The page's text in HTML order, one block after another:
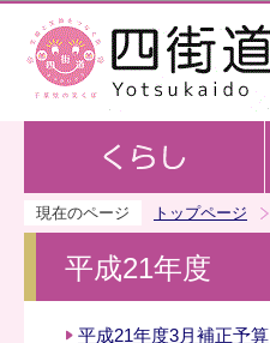
現在のページ トップページ
平成21年度
平成21年度3月補正予算